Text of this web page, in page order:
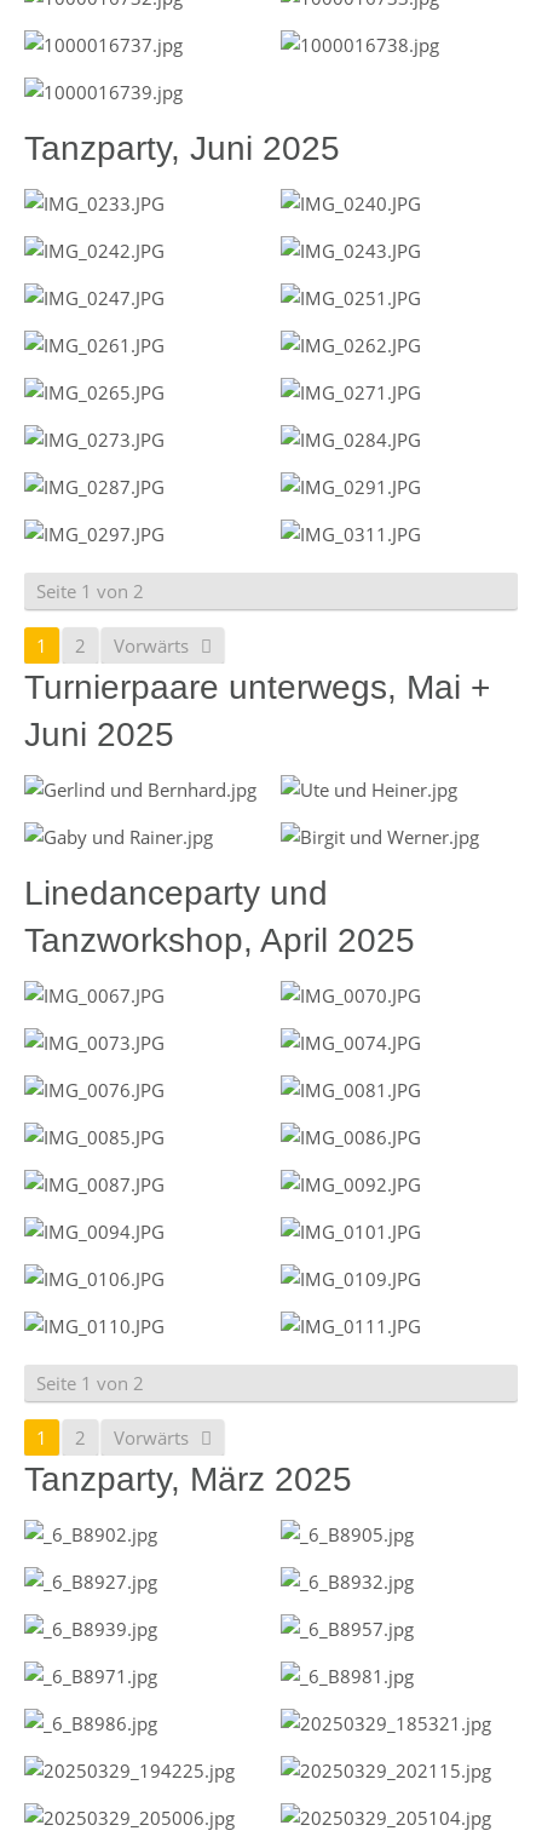
Tanzparty, Juni 2025
Seite 1 von 2
1 2 Vorwärts
Turnierpaare unterwegs, Mai +
Juni 2025
Linedanceparty und
Tanzworkshop, April 2025
Seite 1 von 2
1 2 Vorwärts
Tanzparty, März 2025